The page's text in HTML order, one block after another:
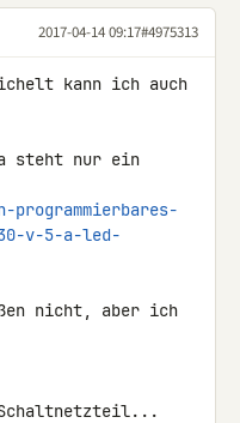
2017-04-14 09:17#4975313
kann ich auch
steht nur ein
v-5-a-led-
nicht, aber ich